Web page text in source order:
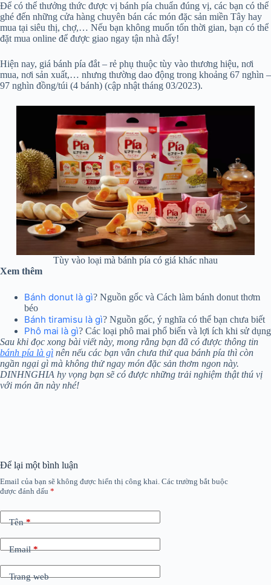
Để có thể thưởng thức được vị bánh pía chuẩn đúng vị, các bạn có thể
ghé đến những cửa hàng chuyên bán các món đặc sản miền Tây hay
mua tại siêu thị, chợ,… Nếu bạn không muốn tốn thời gian, bạn có thể
đặt mua online để được giao ngay tận nhà đấy!
Hiện nay, giá bánh pía đắt – rẻ phụ thuộc tùy vào thương hiệu, nơi
mua, nơi sản xuất,… nhưng thường dao động trong khoảng 67 nghìn –
97 nghìn đồng/túi (4 bánh) (cập nhật tháng 03/2023).
Tùy vào loại mà bánh pía có giá khác nhau
Xem thêm
Bánh donut là gì? Nguồn gốc và Cách làm bánh donut thơm
béo
Bánh tiramisu là gì? Nguồn gốc, ý nghĩa có thể bạn chưa biết
Phô mai là gì? Các loại phô mai phổ biến và lợi ích khi sử dụng
Sau khi đọc xong bài viết này, mong rằng bạn đã có được thông tin
bánh pía là gì nên nếu các bạn vẫn chưa thử qua bánh pía thì còn
ngần ngại gì mà không thử ngay món đặc sản thơm ngon này.
DINHNGHIA hy vọng bạn sẽ có được những trải nghiệm thật thú vị
với món ăn này nhé!
Để lại một bình luận
Email của bạn sẽ không được hiển thị công khai. Các trường bắt buộc
được đánh dấu *
Tên*
Email*
Trang web